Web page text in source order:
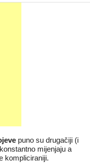
puno su drugačiji (i
mijenjaju a
kompliciraniji.